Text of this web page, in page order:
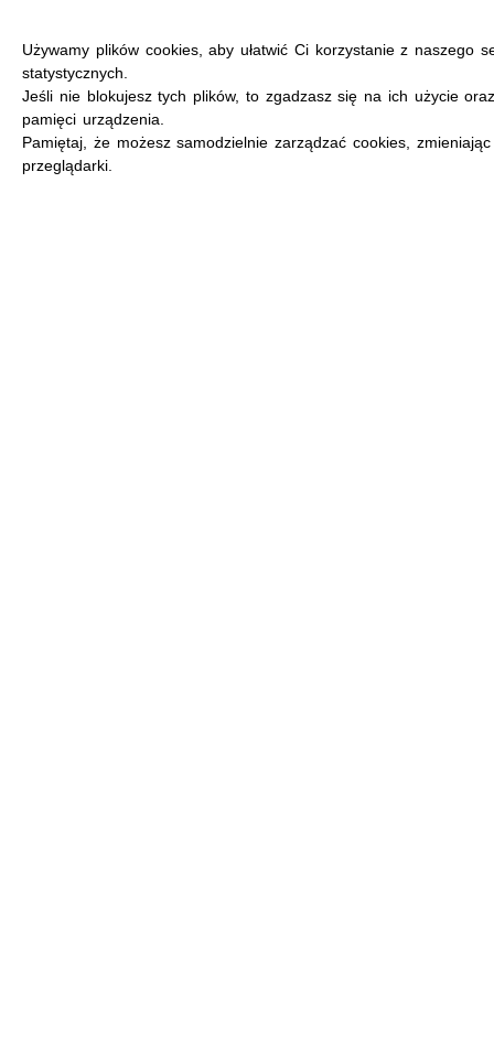
Używamy plików cookies, aby ułatwić Ci korzystanie z naszego
statystycznych.
Jeśli nie blokujesz tych plików, to zgadzasz się na ich użycie
pamięci urządzenia.
Pamiętaj, że możesz samodzielnie zarządzać cookies,
przeglądarki.
MENU